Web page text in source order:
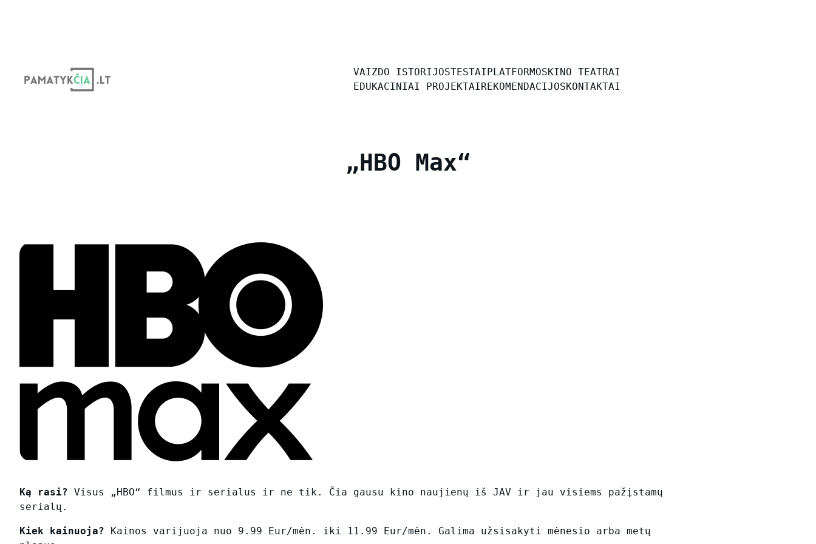
turinio
VAIZDO ISTORIJOSTESTAIPLATFORMOSKINO TEATRAI
EDUKACINIAI PROJEKTAIREKOMENDACIJOSKONTAKTAI
„HBO Max“
Ką rasi? Visus „HBO“ filmus ir serialus ir ne tik. Čia gausu kino naujienų iš JAV ir jau visiems pažįstamų
serialų.
Kiek kainuoja? Kainos varijuoja nuo 9.99 Eur/mėn. iki 11.99 Eur/mėn. Galima užsisakyti mėnesio arba metų